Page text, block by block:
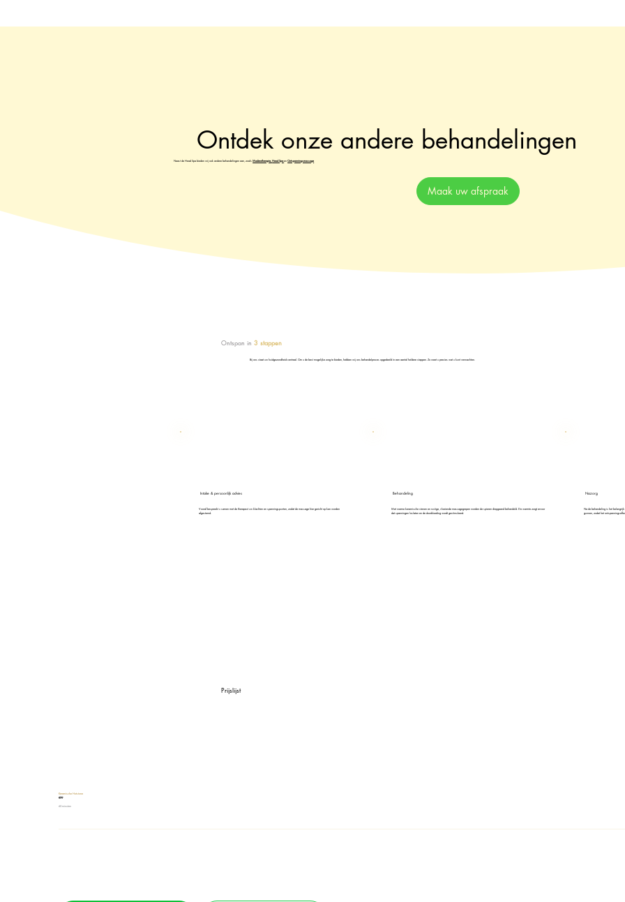
Ontdek onze andere behandelingen
Naast de Head Spa bieden wij ook andere behandelingen aan, zoals Maderotherapie, Head Spa enOntspanningsmassage
Maak uw afspraak
Ontspan in 3 stappen
Bij ons staat uw huidgezondheid centraal. Om u de best mogelijke zorg te bieden, hebben wij ons behandelproces opgedeeld in een aantal heldere stappen. Zo weet u precies wat u kunt verwachten.
Intake & persoonlijk advies
Vooraf bespreekt u samen met de therapeut uw klachten en spanningspunten, zodat de massage hier gericht op kan worden
afgestemd.
Behandeling
Met warme keramische stenen en rustige, vloeiende massagegrepen worden de spieren diepgaand behandeld. De warmte zorgt ervoor
dat spanningen loslaten en de doorbloeding wordt gestimuleerd.
Nazorg
Na de behandeling is het
gunnen, zodat het
Prijslijst
Keramische Hotstone
€99
60 minuten